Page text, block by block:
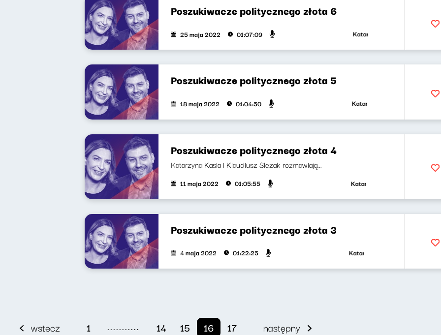
Poszukiwacze politycznego złota 6
25 maja 2022 01:07:09 Katarzyna Kasia, Klaudiusz
Poszukiwacze politycznego złota 5
18 maja 2022 01:04:50 Katarzyna Kasia, Klaudiusz
Poszukiwacze politycznego złota 4
Katarzyna Kasia i Klaudiusz Slezak rozmawiają...
11 maja 2022 01:05:55 Katarzyna Kasia, Klaudiusz
Poszukiwacze politycznego złota 3
4 maja 2022 01:22:25 Katarzyna Kasia, Klaudiusz Slezak
wstecz 1 ........... 14 15 16 17 następny